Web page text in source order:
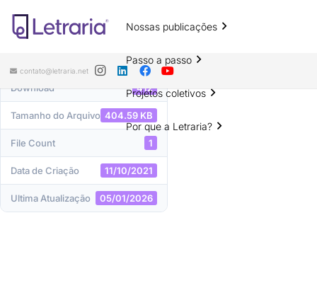
Nossas publicações
Passo a passo
Projetos coletivos
Por que a Letraria?
contato@letraria.net
DOWNLOAD
Download 412
Tamanho do Arquivo 404.59 KB
File Count 1
Data de Criação 11/10/2021
Ultima Atualização 05/01/2026